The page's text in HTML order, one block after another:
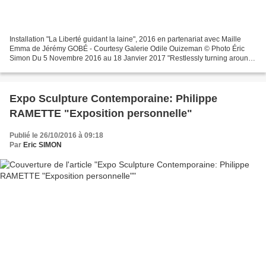
Installation "La Liberté guidant la laine", 2016 en partenariat avec Maille
Emma de Jérémy GOBÉ - Courtesy Galerie Odile Ouizeman © Photo Éric
Simon Du 5 Novembre 2016 au 18 Janvier 2017 "Restlessly turning around
Expo Sculpture Contemporaine: Philippe
RAMETTE "Exposition personnelle"
Publié le 26/10/2016 à 09:18
Par Eric SIMON